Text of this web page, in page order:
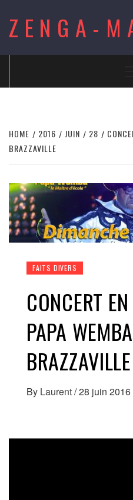
content
ZENGA-
HOME 2016 JUIN 28
BRAZZAVILLE
FAITS DIVERS
CONCERT
PAPA
BRAZZAVILLE
By Laurent/28 juin 2016